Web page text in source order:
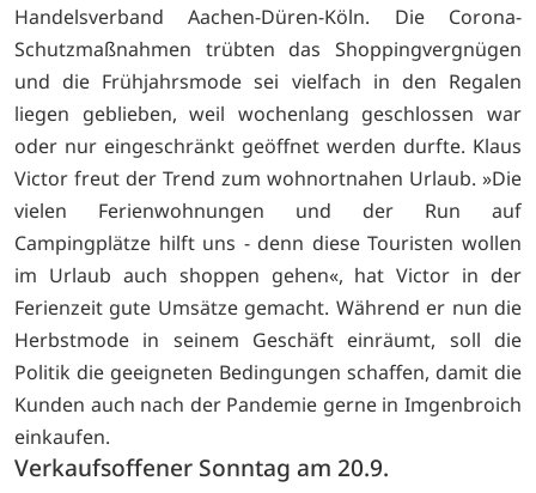
Handelsverband Aachen-Düren-Köln. Die Corona-
Schutzmaßnahmen trübten das Shoppingvergnügen
und die Frühjahrsmode sei vielfach in den Regalen
liegen geblieben, weil wochenlang geschlossen war
oder nur eingeschränkt geöffnet werden durfte. Klaus
Victor freut der Trend zum wohnortnahen Urlaub. »Die
vielen Ferienwohnungen und der Run auf
Campingplätze hilft uns - denn diese Touristen wollen
im Urlaub auch shoppen gehen«, hat Victor in der
Ferienzeit gute Umsätze gemacht. Während er nun die
Herbstmode in seinem Geschäft einräumt, soll die
Politik die geeigneten Bedingungen schaffen, damit die
Kunden auch nach der Pandemie gerne in Imgenbroich
einkaufen.
Verkaufsoffener Sonntag am 20.9.